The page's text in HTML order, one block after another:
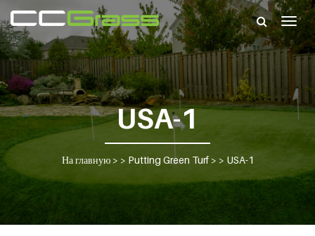
USA-1
На главную> > Putting Green Turf> > USA-1